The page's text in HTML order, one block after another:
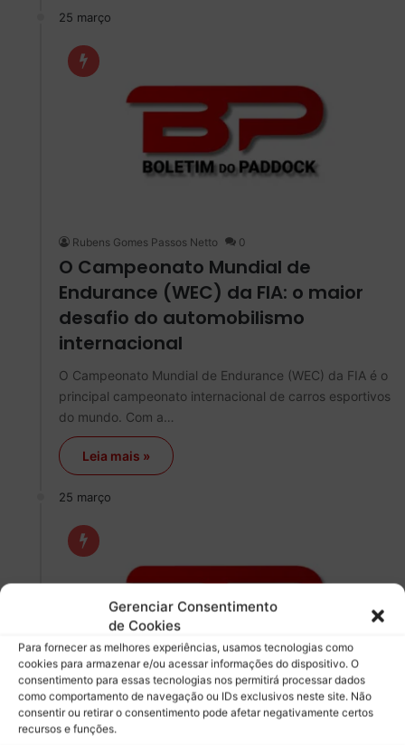
Gerenciar Consentimento
de Cookies
Para fornecer as melhores experiências, usamos tecnologias como
cookies para armazenar e/ou acessar informações do dispositivo. O
consentimento para essas tecnologias nos permitirá processar dados
como comportamento de navegação ou IDs exclusivos neste site. Não
consentir ou retirar o consentimento pode afetar negativamente certos
recursos e funções.
25 março
Rubens Gomes Passos Netto 0
O Campeonato Mundial de
Endurance (WEC) da FIA: o maior
desafio do automobilismo
internacional
O Campeonato Mundial de Endurance (WEC) da FIA é o
principal campeonato internacional de carros esportivos
do mundo. Com a…
Leia mais »
25 março
Rubens Gomes Passos Netto